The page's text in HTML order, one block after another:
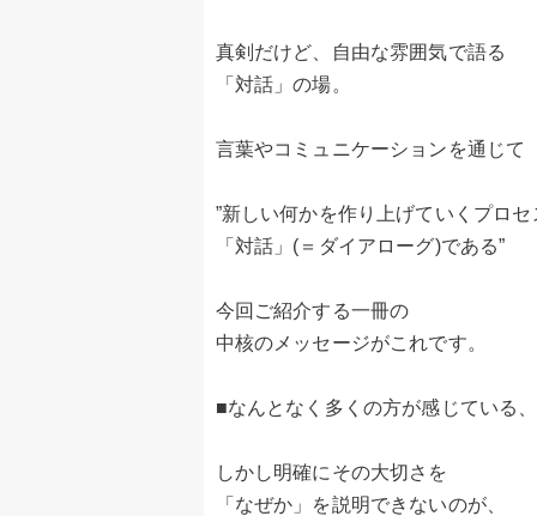
真剣だけど、自由な雰囲気で語る
「対話」の場。
言葉やコミュニケーションを通じて
”新しい何かを作り上げていくプロ
「対話」(＝ダイアローグ)である”
今回ご紹介する一冊の
中核のメッセージがこれです。
■なんとなく多くの方が感じている、
しかし明確にその大切さを
「なぜか」を説明できないのが、